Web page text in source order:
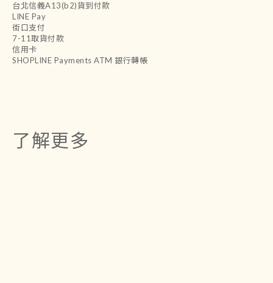
台北信義A13(b2)貨到付款
LINE Pay
街口支付
7-11取貨付款
信用卡
SHOPLINE Payments ATM 銀行轉帳
了解更多